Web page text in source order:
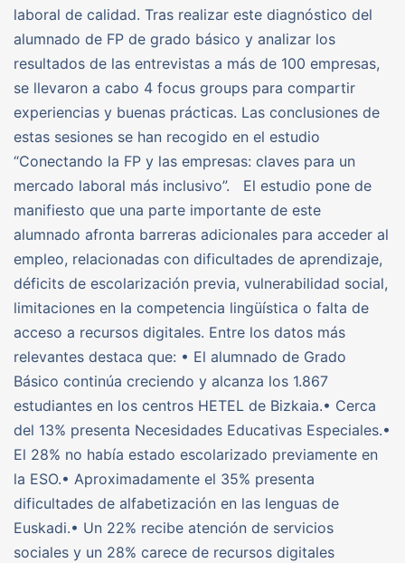
laboral de calidad. Tras realizar este diagnóstico del
alumnado de FP de grado básico y analizar los
resultados de las entrevistas a más de 100 empresas,
se llevaron a cabo 4 focus groups para compartir
experiencias y buenas prácticas. Las conclusiones de
estas sesiones se han recogido en el estudio
“Conectando la FP y las empresas: claves para un
mercado laboral más inclusivo”. El estudio pone de
manifiesto que una parte importante de este
alumnado afronta barreras adicionales para acceder al
empleo, relacionadas con dificultades de aprendizaje,
déficits de escolarización previa, vulnerabilidad social,
limitaciones en la competencia lingüística o falta de
acceso a recursos digitales. Entre los datos más
relevantes destaca que: • El alumnado de Grado
Básico continúa creciendo y alcanza los 1.867
estudiantes en los centros HETEL de Bizkaia.• Cerca
del 13% presenta Necesidades Educativas Especiales.•
El 28% no había estado escolarizado previamente en
la ESO.• Aproximadamente el 35% presenta
dificultades de alfabetización en las lenguas de
Euskadi.• Un 22% recibe atención de servicios
sociales y un 28% carece de recursos digitales